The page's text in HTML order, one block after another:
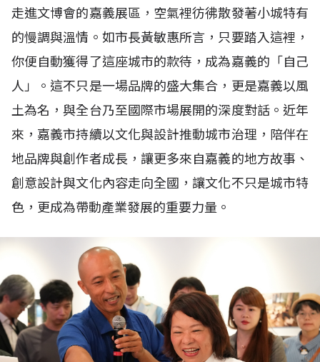
走進文博會的嘉義展區，空氣裡彷彿散發著小城特有
的慢調與溫情。如市長黃敏惠所言，只要踏入這裡，
你便自動獲得了這座城市的款待，成為嘉義的「自己
人」。這不只是一場品牌的盛大集合，更是嘉義以風
土為名，與全台乃至國際市場展開的深度對話。近年
來，嘉義市持續以文化與設計推動城市治理，陪伴在
地品牌與創作者成長，讓更多來自嘉義的地方故事、
創意設計與文化內容走向全國，讓文化不只是城市特
色，更成為帶動產業發展的重要力量。